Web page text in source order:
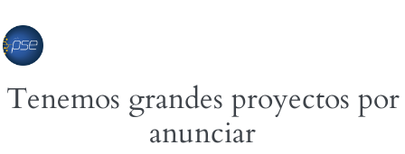
Tenemos grandes proyectos por
anunciar